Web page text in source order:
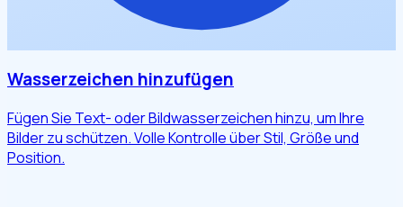
Wasserzeichen hinzufügen
Fügen Sie Text- oder Bildwasserzeichen hinzu, um Ihre
Bilder zu schützen. Volle Kontrolle über Stil, Größe und
Position.